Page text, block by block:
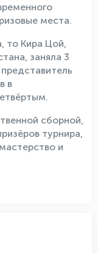
места.
то Кира Цой,
заняла 3
в
сборной,
турнира,
и